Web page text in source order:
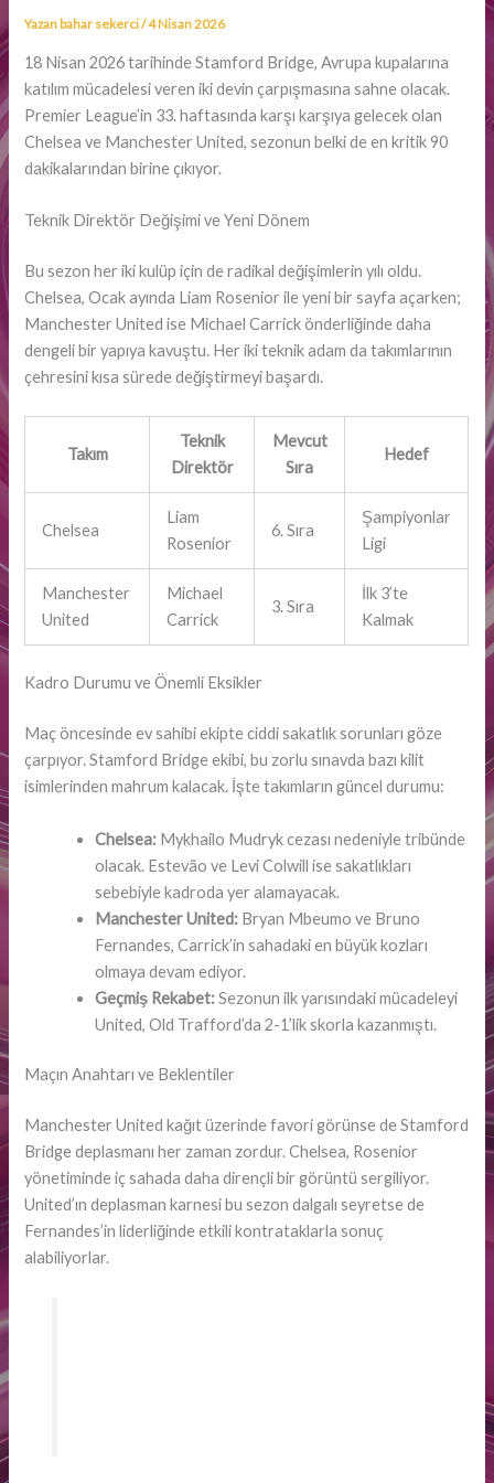
Yazan bahar sekerci/4 Nisan 2026
18 Nisan 2026 tarihinde Stamford Bridge, Avrupa kupalarına
katılım mücadelesi veren iki devin çarpışmasına sahne olacak.
Premier League’in 33. haftasında karşı karşıya gelecek olan
Chelsea ve Manchester United, sezonun belki de en kritik 90
dakikalarından birine çıkıyor.
Teknik Direktör Değişimi ve Yeni Dönem
Bu sezon her iki kulüp için de radikal değişimlerin yılı oldu.
Chelsea, Ocak ayında Liam Rosenior ile yeni bir sayfa açarken;
Manchester United ise Michael Carrick önderliğinde daha
dengeli bir yapıya kavuştu. Her iki teknik adam da takımlarının
çehresini kısa sürede değiştirmeyi başardı.
Takım
Teknik
Direktör
Mevcut
Sıra
Hedef
Chelsea
Liam
Rosenior
6. Sıra
Şampiyonlar
Ligi
Manchester
United
Michael
Carrick
3. Sıra
İlk 3’te
Kalmak
Kadro Durumu ve Önemli Eksikler
Maç öncesinde ev sahibi ekipte ciddi sakatlık sorunları göze
çarpıyor. Stamford Bridge ekibi, bu zorlu sınavda bazı kilit
isimlerinden mahrum kalacak. İşte takımların güncel durumu:
Chelsea: Mykhailo Mudryk cezası nedeniyle tribünde
olacak. Estevão ve Levi Colwill ise sakatlıkları
sebebiyle kadroda yer alamayacak.
Manchester United: Bryan Mbeumo ve Bruno
Fernandes, Carrick’in sahadaki en büyük kozları
olmaya devam ediyor.
Geçmiş Rekabet:Sezonun ilk yarısındaki mücadeleyi
United, Old Trafford’da 2-1’lik skorla kazanmıştı.
Maçın Anahtarı ve Beklentiler
Manchester United kağıt üzerinde favori görünse de Stamford
Bridge deplasmanı her zaman zordur. Chelsea, Rosenior
yönetiminde iç sahada daha dirençli bir görüntü sergiliyor.
United’ın deplasman karnesi bu sezon dalgalı seyretse de
Fernandes’in liderliğinde etkili kontrataklarla sonuç
alabiliyorlar.